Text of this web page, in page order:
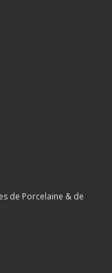
de Porcelaine & de